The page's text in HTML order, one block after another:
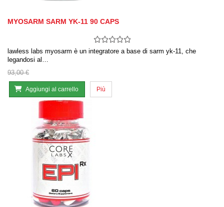
MYOSARM SARM YK-11 90 CAPS
lawless labs myosarm è un integratore a base di sarm yk-11, che
legandosi al…
93,00 €
Aggiungi al carrello Più